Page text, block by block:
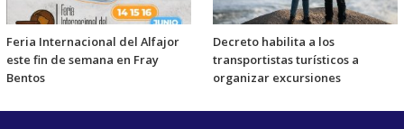
Feria Internacional del Alfajor
este fin de semana en Fray
Bentos
Decreto habilita a los
transportistas turísticos a
organizar excursiones